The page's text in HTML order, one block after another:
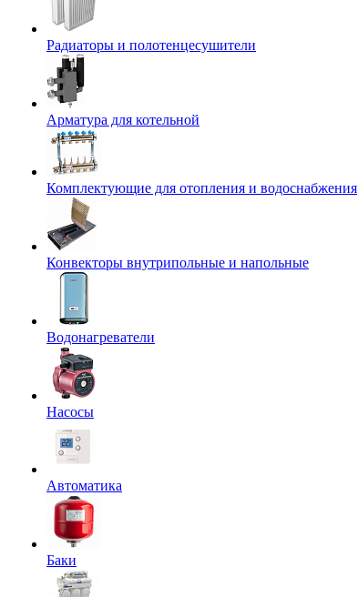
Радиаторы и полотенцесушители
Арматура для котельной
Комплектующие для отопления и водоснабжения
Конвекторы внутрипольные и напольные
Водонагреватели
Насосы
Автоматика
Баки